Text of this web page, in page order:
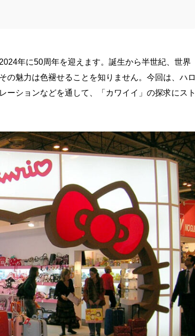
年に50周年を迎えます。誕生から半世紀、世界
の魅力は色褪せることを知りません。今回は、ハロ
ーションなどを通して、「カワイイ」の探求にスト